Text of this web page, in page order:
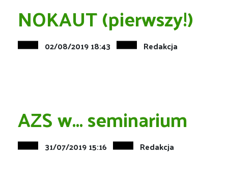
NOKAUT (pierwszy!)
02/08/2019 18:43 Redakcja
AZS w... seminarium
31/07/2019 15:16 Redakcja